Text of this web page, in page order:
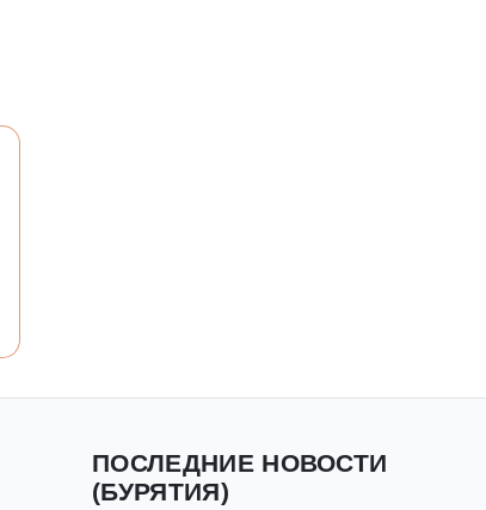
ПОСЛЕДНИЕ НОВОСТИ
(БУРЯТИЯ)